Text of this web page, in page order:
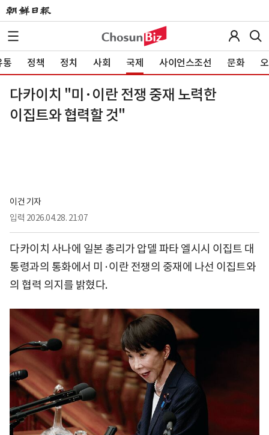
통 정책 정치 사회 국제 사이언스조선 문화
다카이치 "미·이란 전쟁 중재 노력한
이집트와 협력할 것"
이건 기자
입력 2026.04.28. 21:07
다카이치 사나에 일본 총리가 압델 파타 엘시시 이집트 대
통령과의 통화에서 미·이란 전쟁의 중재에 나선 이집트와
의 협력 의지를 밝혔다.